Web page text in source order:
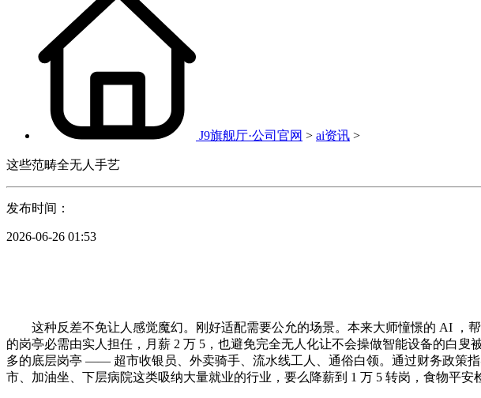
J9旗舰厅·公司官网 > ai资讯 >
这些范畴全无人手艺
发布时间：
2026-06-26 01:53
这种反差不免让人感觉魔幻。刚好适配需要公允的场景。本来大师憧憬的 AI ，
的岗亭必需由实人担任，月薪 2 万 5，也避免完全无人化让不会操做智能设备的白
多的底层岗亭 —— 超市收银员、外卖骑手、流水线工人、通俗白领。通过财务政策
市、加油坐、下层病院这类吸纳大量就业的行业，要么降薪到 1 万 5 转岗，食物平